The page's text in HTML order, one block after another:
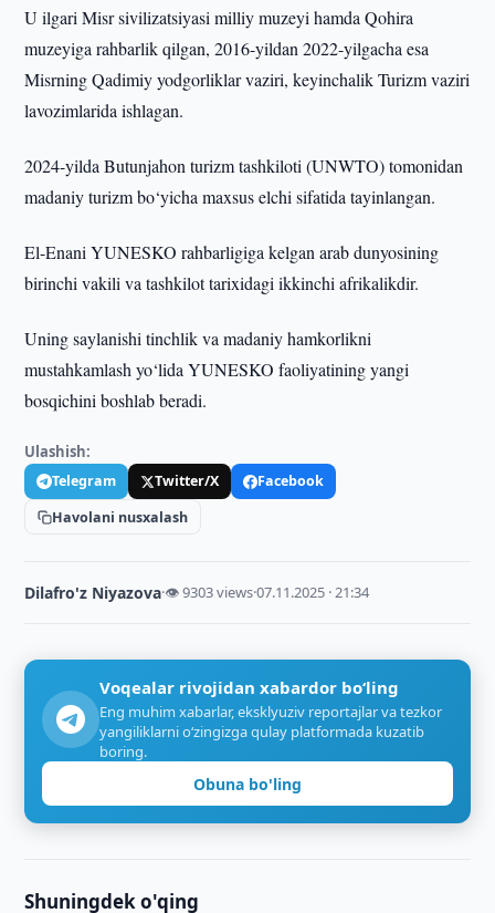
U ilgari Misr sivilizatsiyasi milliy muzeyi hamda Qohira
muzeyiga rahbarlik qilgan, 2016-yildan 2022-yilgacha esa
Misrning Qadimiy yodgorliklar vaziri, keyinchalik Turizm vaziri
lavozimlarida ishlagan.
2024-yilda Butunjahon turizm tashkiloti (UNWTO) tomonidan
madaniy turizm bo‘yicha maxsus elchi sifatida tayinlangan.
El-Enani YUNESKO rahbarligiga kelgan arab dunyosining
birinchi vakili va tashkilot tarixidagi ikkinchi afrikalikdir.
Uning saylanishi tinchlik va madaniy hamkorlikni
mustahkamlash yo‘lida YUNESKO faoliyatining yangi
bosqichini boshlab beradi.
Ulashish:
Telegram Twitter/X
Facebook
Havolani nusxalash
Dilafro'z Niyazova·👁 9303 views·07.11.2025 · 21:34
Voqealar rivojidan xabardor bo‘ling
Eng muhim xabarlar, eksklyuziv reportajlar va tezkor
yangiliklarni o‘zingizga qulay platformada kuzatib
boring.
Obuna bo'ling
Shuningdek o'qing